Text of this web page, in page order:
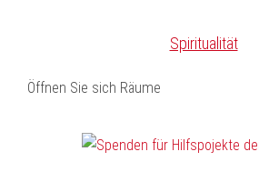
Spiritualität
Öffnen Sie sich Räume